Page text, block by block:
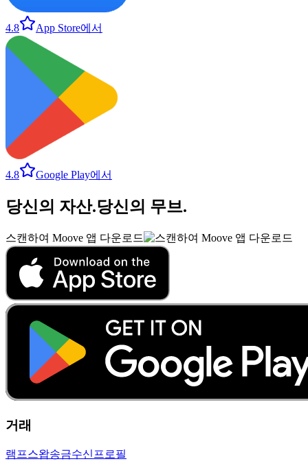
4.8 App Store에서
4.8 Google Play에서
당신의 자산.당신의 무브.
스캔하여 Moove 앱 다운로드
거래
램프스왑송금수신 프로필